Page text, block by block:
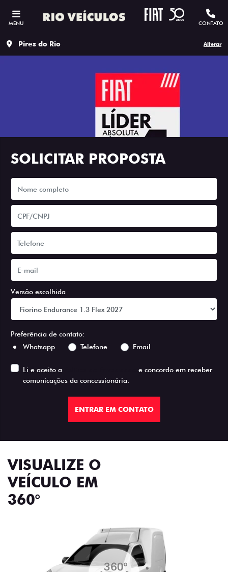
MENU CONTATO
Pires do Rio Alterar
SOLICITAR PROPOSTA
Versão escolhida
Preferência de contato:
Whatsapp
Telefone Email
Li e aceito a
e concordo em receber
comunicações da concessionária.
ENTRAR EM CONTATO
VISUALIZE O
VEÍCULO EM
360°